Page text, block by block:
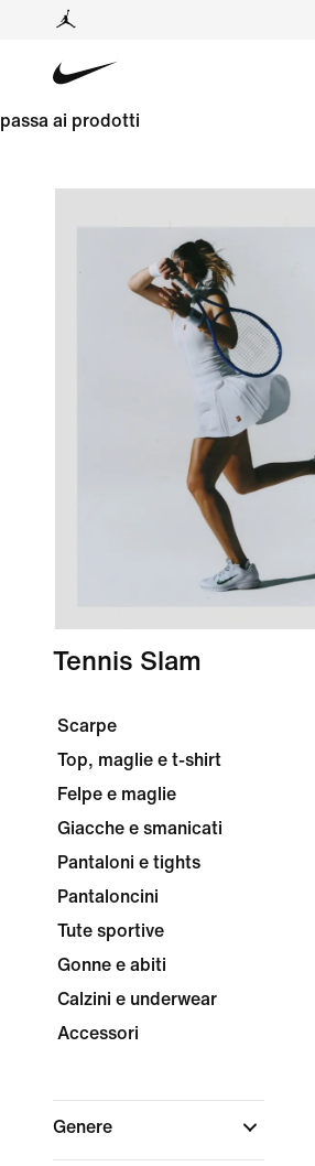
passa ai prodotti
Tennis Slam
Scarpe
Top, maglie e t-shirt
Felpe e maglie
Giacche e smanicati
Pantaloni e tights
Pantaloncini
Tute sportive
Gonne e abiti
Calzini e underwear
Accessori
Genere